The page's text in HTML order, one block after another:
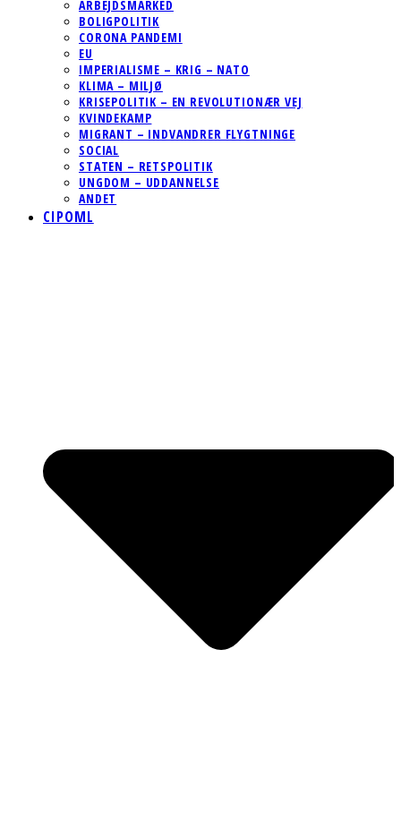
ARBEJDSMARKED
BOLIGPOLITIK
CORONA PANDEMI
EU
IMPERIALISME – KRIG – NATO
KLIMA – MILJØ
KRISEPOLITIK – EN REVOLUTIONÆR VEJ
KVINDEKAMP
MIGRANT – INDVANDRER FLYGTNINGE
SOCIAL
STATEN – RETSPOLITIK
UNGDOM – UDDANNELSE
ANDET
CIPOML